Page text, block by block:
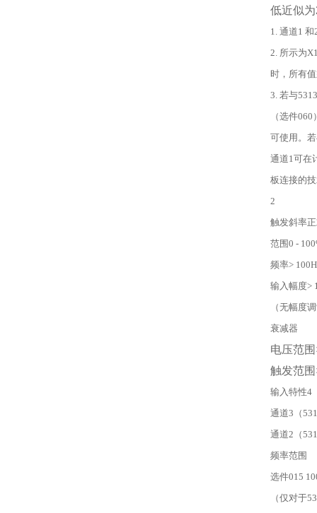
低近似
1. 通道1
2. 所示为
时，所有
3. 若与
（选件
可使用。
通道1可在
板连接的
2
触发斜率
范围0 -
频率>
输入幅度>
（无幅度
衰减器
电压范围
触发范围
输入特性4
通道3（
通道2（
频率范围
选件015
（仅对于